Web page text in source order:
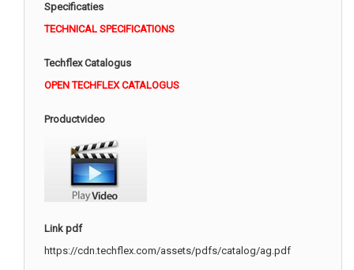
Specificaties
TECHNICAL SPECIFICATIONS
Techflex Catalogus
OPEN TECHFLEX CATALOGUS
Productvideo
Link pdf
https://cdn.techflex.com/assets/pdfs/catalog/ag.pdf